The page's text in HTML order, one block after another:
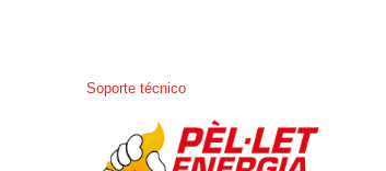
Soporte técnico